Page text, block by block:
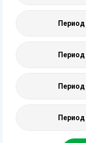
Период
Период
Период
Период